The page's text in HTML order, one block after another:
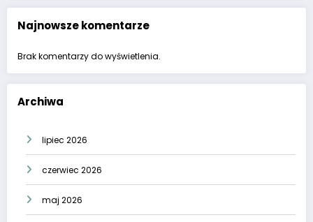
Najnowsze komentarze
Brak komentarzy do wyświetlenia.
Archiwa
lipiec 2026
czerwiec 2026
maj 2026